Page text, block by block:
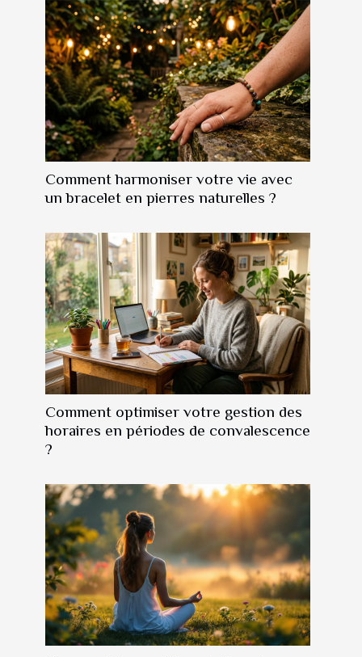
Comment harmoniser votre vie avec
un bracelet en pierres naturelles ?
Comment optimiser votre gestion des
horaires en périodes de convalescence
?